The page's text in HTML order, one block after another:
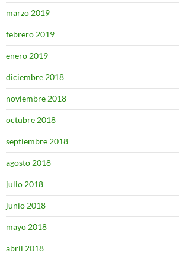
marzo 2019
febrero 2019
enero 2019
diciembre 2018
noviembre 2018
octubre 2018
septiembre 2018
agosto 2018
julio 2018
junio 2018
mayo 2018
abril 2018